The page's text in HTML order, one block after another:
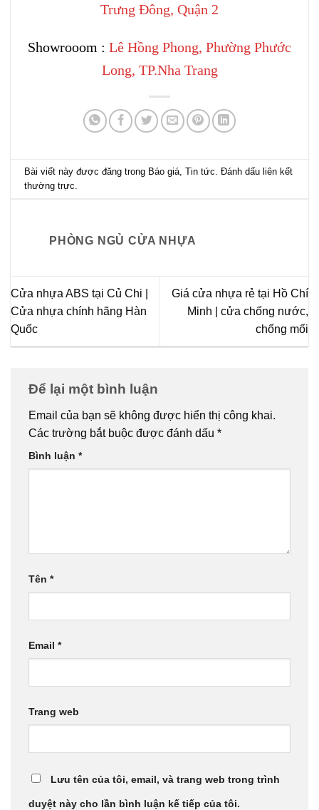
Trưng Đông, Quận 2
Showrooom : Lê Hồng Phong, Phường Phước
Long, TP.Nha Trang
Bài viết này được đăng trong Báo giá ,Tin tức . Đánh dấu liên kết
thường trực
PHÒNG NGỦ CỬA NHỰA
Cửa nhựa ABS tại Củ Chi |
Cửa nhựa chính hãng Hàn
Quốc
Giá cửa nhựa rẻ tại Hồ Chí
Minh | cửa chống nước,
chống mối
Để lại một bình luận
Email của bạn sẽ không được hiển thị công khai.
Các trường bắt buộc được đánh dấu *
Bình luận *
Tên *
Email *
Trang web
Lưu tên của tôi, email, và trang web trong trình
duyệt này cho lần bình luận kế tiếp của tôi.